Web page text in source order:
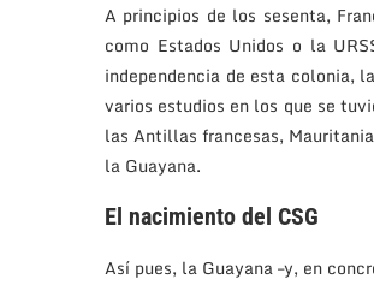
A principios de los sesenta,
como Estados Unidos o la
independencia de esta colonia,
varios estudios en los que se
las Antillas francesas,
la Guayana.
El nacimiento del CSG
Así pues, la Guayana –y, en